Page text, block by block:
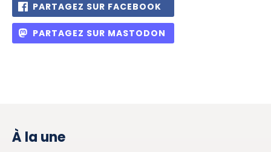
PARTAGEZ SUR FACEBOOK
PARTAGEZ SUR MASTODON
À la une